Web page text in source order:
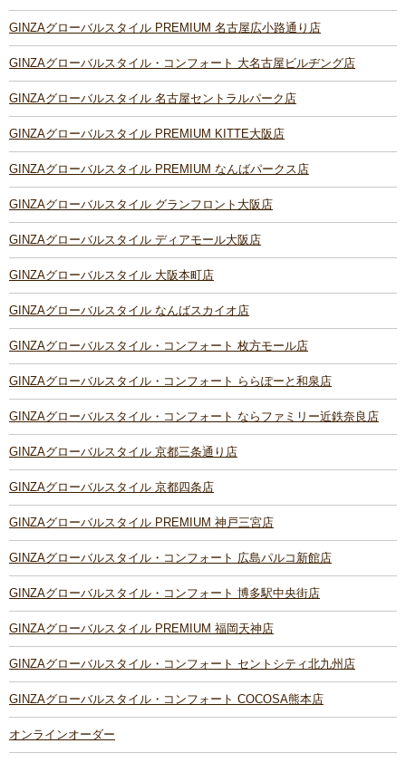
GINZAグローバルスタイル PREMIUM 名古屋広小路通り店
GINZAグローバルスタイル・コンフォート 大名古屋ビルヂング店
GINZAグローバルスタイル 名古屋セントラルパーク店
GINZAグローバルスタイル PREMIUM KITTE大阪店
GINZAグローバルスタイル PREMIUM なんばパークス店
GINZAグローバルスタイル グランフロント大阪店
GINZAグローバルスタイル ディアモール大阪店
GINZAグローバルスタイル 大阪本町店
GINZAグローバルスタイル なんばスカイオ店
GINZAグローバルスタイル・コンフォート 枚方モール店
GINZAグローバルスタイル・コンフォート ららぽーと和泉店
GINZAグローバルスタイル・コンフォート ならファミリー近鉄奈良店
GINZAグローバルスタイル 京都三条通り店
GINZAグローバルスタイル 京都四条店
GINZAグローバルスタイル PREMIUM 神戸三宮店
GINZAグローバルスタイル・コンフォート 広島パルコ新館店
GINZAグローバルスタイル・コンフォート 博多駅中央街店
GINZAグローバルスタイル PREMIUM 福岡天神店
GINZAグローバルスタイル・コンフォート セントシティ北九州店
GINZAグローバルスタイル・コンフォート COCOSA熊本店
オンラインオーダー